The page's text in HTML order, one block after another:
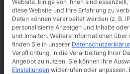
Frühjahr 2017
Kirchturms sollten verbessert
denn Risse hatten sich
gezeigt. Ein Fall für die
Pfahl GmbH aus
Website. Einige von ihnen sind
diese Website und Ihre Erfahrung zu
Daten können verarbeitet werden (z. B.
personalisierte Anzeigen und Inhalte
und Inhalten. Weitere Informationen
finden Sie in unserer
Verpflichtung, in die Verarbeitung Ihrer
Angebot zu nutzen. Sie können Ihre
Einstellungen widerrufen oder anpassen.